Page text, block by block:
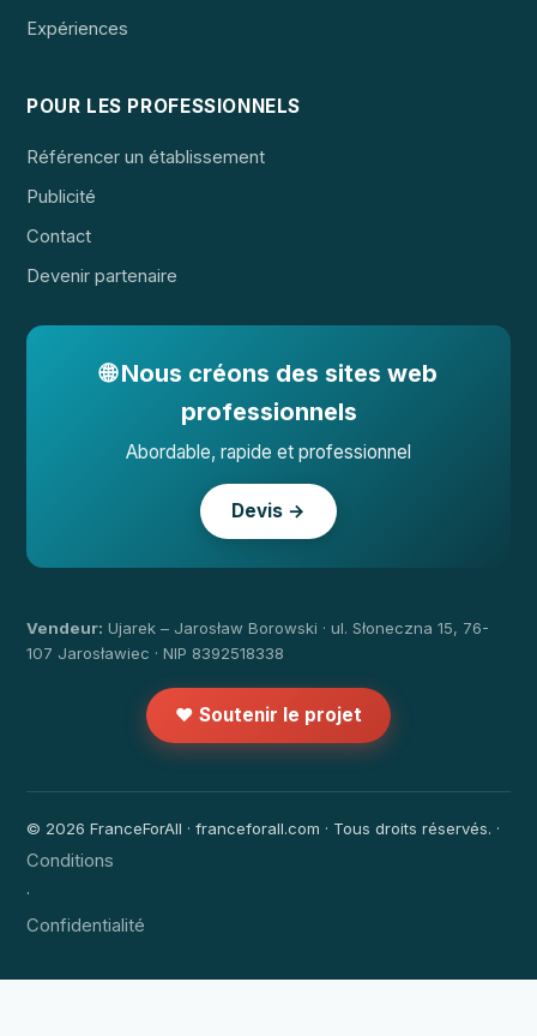
Expériences
POUR LES PROFESSIONNELS
Référencer un établissement
Publicité
Contact
Devenir partenaire
🌐 Nous créons des sites web
professionnels
Abordable, rapide et professionnel
Devis →
Vendeur: Ujarek – Jarosław Borowski · ul. Słoneczna 15, 76-
107 Jarosławiec · NIP 8392518338
❤️ Soutenir le projet
© 2026 FranceForAll · franceforall.com · Tous droits réservés. ·
Conditions
·
Confidentialité